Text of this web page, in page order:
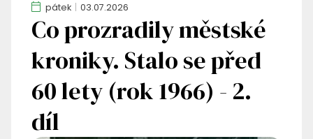
pátek 03.07.2026
Co prozradily městské
kroniky. Stalo se před
60 lety (rok 1966) - 2.
díl